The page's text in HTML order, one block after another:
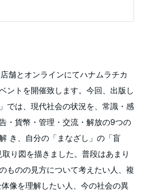
舗とオンラインにてハナムラチカ
ントを開催致します。今回、出版し
では、現代社会の状況を、常識・感
・貨幣・管理・交流・解放の9つの
き、自分の「まなざし」の「盲
り図を描きました。普段はあまり
ものの見方について考えたい人、複
像を理解したい人、今の社会の異